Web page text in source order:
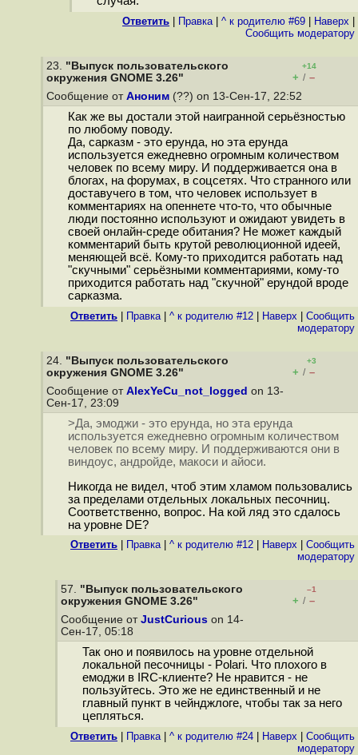
Ответить Правка| ^ к родителю #69 Наверх
Cообщить модератору
23. "Выпуск пользовательского
окружения GNOME 3.26"
+14
+ / –
Сообщение от Аноним (??) on 13-Сен-17, 22:52
Как же вы достали этой наигранной серьёзностью
по любому поводу.
Да, сарказм - это ерунда, но эта ерунда
используется ежедневно огромным количеством
человек по всему миру. И поддерживается она в
блогах, на форумах, в соцсетях. Что странного или
доставучего в том, что человек использует в
комментариях на опеннете что-то, что обычные
люди постоянно используют и ожидают увидеть в
своей онлайн-среде обитания? Не может каждый
комментарий быть крутой революционной идеей,
меняющей всё. Кому-то приходится работать над
"скучными" серьёзными комментариями, кому-то
приходится работать над "скучной" ерундой вроде
сарказма.
Ответить Правка| ^ к родителю #12 Наверх
Cообщить
модератору
24. "Выпуск пользовательского
окружения GNOME 3.26"
+3
+ / –
Сообщение от AlexYeCu_not_logged on 13-
Сен-17, 23:09
>Да, эмоджи - это ерунда, но эта ерунда
используется ежедневно огромным количеством
человек по всему миру. И поддерживаются они в
виндоус, андройде, макоси и айоси.
Никогда не видел, чтоб этим хламом пользовались
за пределами отдельных локальных песочниц.
Соответственно, вопрос. На кой ляд это сдалось
на уровне DE?
Ответить Правка| ^ к родителю #12 Наверх
Cообщить
модератору
57. "Выпуск пользовательского
окружения GNOME 3.26"
–1
+ / –
Сообщение от JustCurious on 14-
Сен-17, 05:18
Так оно и появилось на уровне отдельной
локальной песочницы - Polari. Что плохого в
емоджи в IRC-клиенте? Не нравится - не
пользуйтесь. Это же не единственный и не
главный пункт в чейнджлоге, чтобы так за него
цепляться.
Ответить Правка| ^ к родителю #24 Наверх
Cообщить
модератору